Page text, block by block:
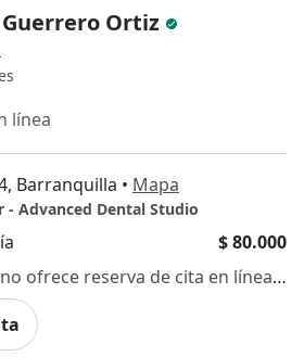
Ortiz
línea
Barranquilla • Mapa
- Advanced Dental Studio
$ 80.000
Este especialista no ofrece reserva de cita en línea en esta dirección.